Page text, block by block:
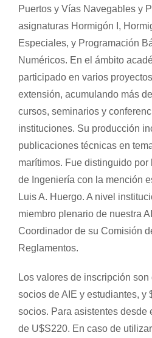
Puertos y Vías Navegables y
asignaturas Hormigón I,
Especiales, y Programación
Numéricos. En el ámbito
participado en varios
extensión, acumulando más
cursos, seminarios y
instituciones. Su producción
publicaciones técnicas en
marítimos. Fue distinguido por
de Ingeniería con la mención
Luis A. Huergo. A nivel
miembro plenario de nuestra
Coordinador de su Comisión
Reglamentos.
Los valores de inscripción
socios de AIE y estudiantes, y
socios. Para asistentes desde
de U$S220. En caso de